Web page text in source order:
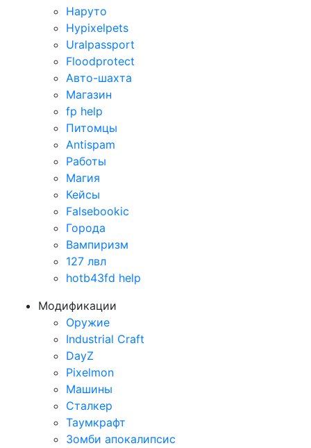
Наруто
Hypixelpets
Uralpassport
Floodprotect
Авто-шахта
Магазин
fp help
Питомцы
Antispam
Работы
Магия
Кейсы
Falsebookic
Города
Вампиризм
127 лвл
hotb43fd help
Модификации
Оружие
Industrial Craft
DayZ
Pixelmon
Машины
Сталкер
Таумкрафт
Зомби апокалипсис